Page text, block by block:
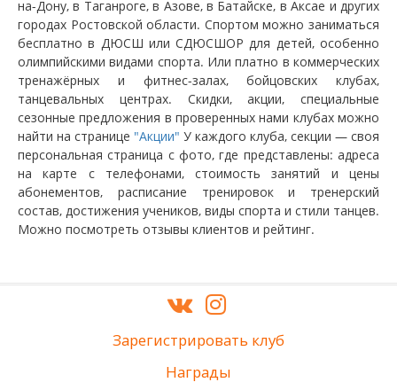
на-Дону, в Таганроге, в Азове, в Батайске, в Аксае и других
городах Ростовской области. Спортом можно заниматься
бесплатно в ДЮСШ или СДЮСШОР для детей, особенно
олимпийскими видами спорта. Или платно в коммерческих
тренажёрных и фитнес-залах, бойцовских клубах,
танцевальных центрах. Скидки, акции, специальные
сезонные предложения в проверенных нами клубах можно
найти на странице "Акции" У каждого клуба, секции — своя
персональная страница с фото, где представлены: адреса
на карте с телефонами, стоимость занятий и цены
абонементов, расписание тренировок и тренерский
состав, достижения учеников, виды спорта и стили танцев.
Можно посмотреть отзывы клиентов и рейтинг.
Зарегистрировать клуб
Награды